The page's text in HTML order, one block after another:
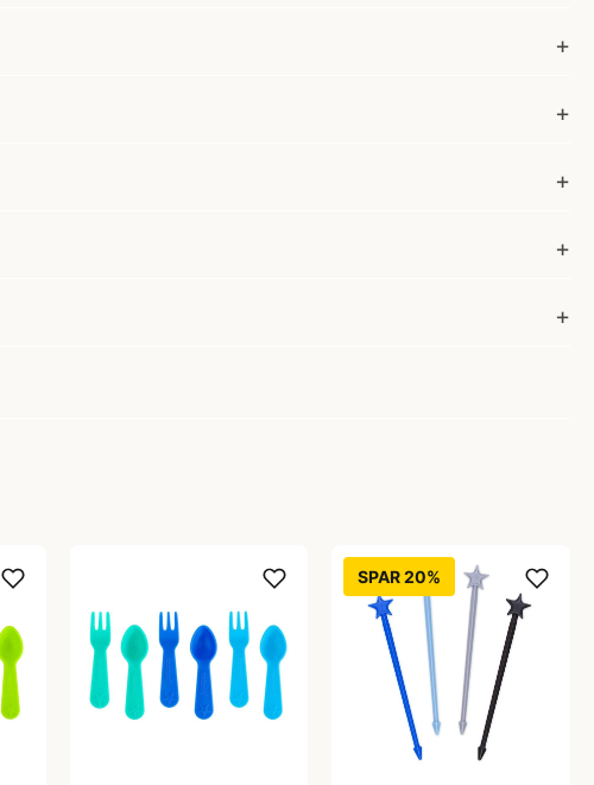
SPAR 20%